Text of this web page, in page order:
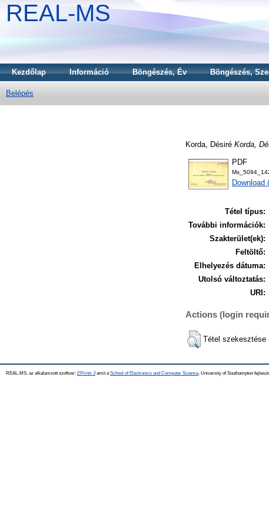
REAL-MS
Kezdőlap Információ Böngészés, Év Böngészés,
Belépés
Korda, Désiré Korda,
PDF
Download
Tétel típus:
További információk:
Szakterület(ek):
Feltöltő:
Elhelyezés dátuma:
Utolsó változtatás:
URI:
Actions (login
Tétel szekesztése
REAL-MS, az alkalamzott szoftver: EPrints 3amit a School of Electronics and Computer Science , University of Southampton